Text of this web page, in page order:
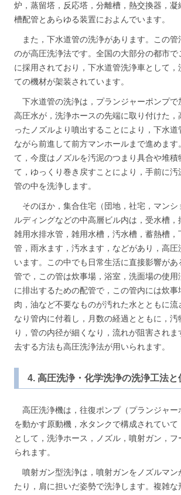
炉，蒸留塔，反応塔，分離槽，熱交換器，凝
槽配管とあらゆる装置におよんでいます。
また，下水道管の洗浄があります。この管
のが高圧洗浄法です。全国の大部分の都市で
に採用されており，下水道管洗浄車として
ての機材が架装されています。
下水道管の洗浄は，プランジャーポンプで
高圧水が，洗浄ホースの先端に取り付けた，
ったノズルより噴出することにより，下水道
ながら前進して前方マンホールまで進めま
て，今度はノズルを汚泥のつまり具合や堆積
て，ゆっくり巻き戻すことにより，手前に汚
管の中を洗浄します。
そのほか，集合住宅（団地，社宅，マン
ルディングなどの中高層ビル内は，受水槽，
雑用水排水管，雑用水槽，汚水槽，蓄熱槽，
管，雨水ます，汚水ます，などがあり，高圧
います。この中でも日常生活に直接影響が
管で，この管は炊事場，浴室，洗面場の使用
に排出するための配管で，この管内には炊事
肉，油など不要なものが汚れた水とともに流
なり管内に付着し，月数の経過とともに，汚
り，管の内径が細くなり，流れが阻害され
去する方法も高圧洗浄法が用いられます。
4. 高圧洗浄・化学洗浄の洗浄工法と
高圧洗浄機は，往復ポンプ（プランジャー
を動かす原動機，水タンクで構成されていて
として，洗浄ホース，ノズル，噴射ガン，
られます。
噴射ガン型洗浄は，噴射ガンをノズルマン
たり，肩に担いだ姿勢で洗浄します。複雑な